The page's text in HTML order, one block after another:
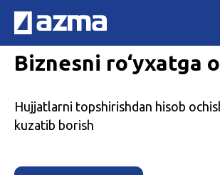
Biznesni ro‘yxatga
Hujjatlarni topshirishdan hisob
kuzatib borish